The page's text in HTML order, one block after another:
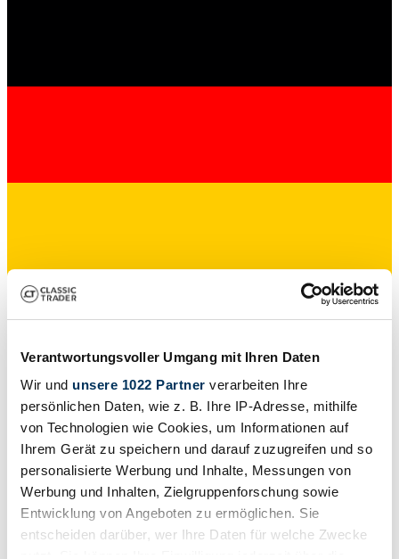
Verantwortungsvoller Umgang mit Ihren Daten
Wir und unsere 1022 Partner verarbeiten Ihre
persönlichen Daten, wie z. B. Ihre IP-Adresse, mithilfe
von Technologien wie Cookies, um Informationen auf
Ihrem Gerät zu speichern und darauf zuzugreifen und so
personalisierte Werbung und Inhalte, Messungen von
Werbung und Inhalten, Zielgruppenforschung sowie
Entwicklung von Angeboten zu ermöglichen. Sie
entscheiden darüber, wer Ihre Daten für welche Zwecke
Particulier
Type de carrosserie
Coupé
88 000 mi
23 / 31